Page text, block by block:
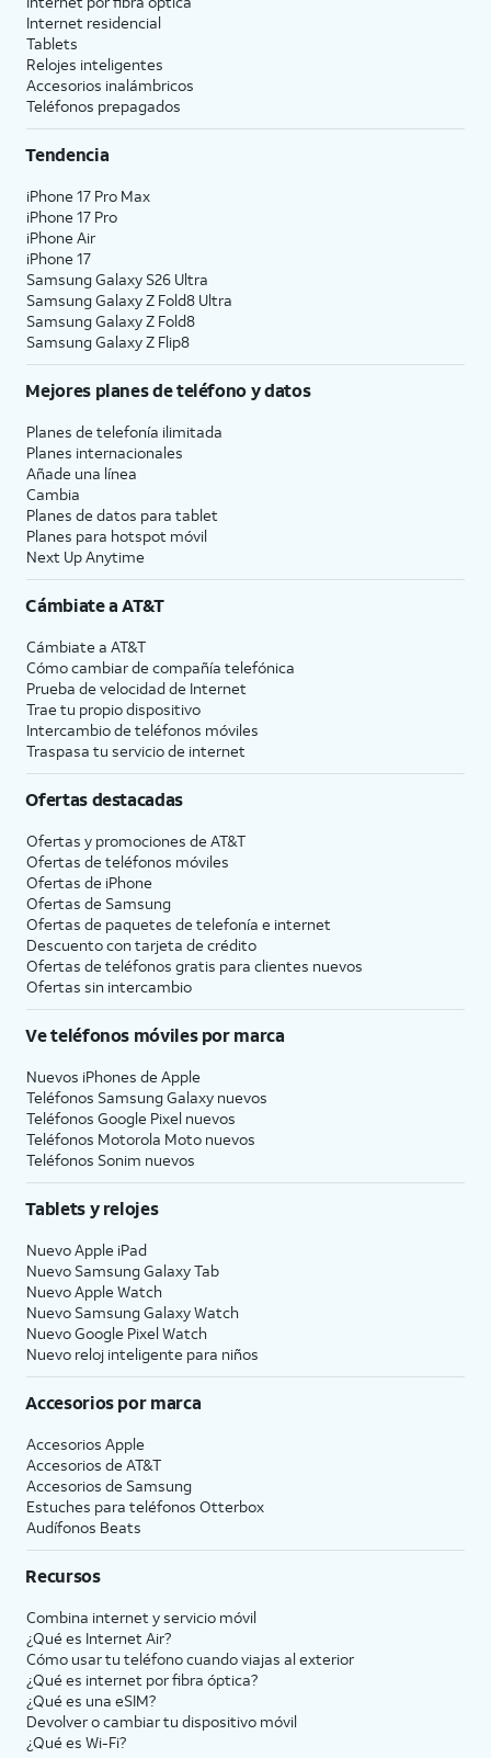
Internet residencial
Tablets
Relojes inteligentes
Accesorios inalámbricos
Teléfonos prepagados
Tendencia
iPhone 17 Pro Max
iPhone 17 Pro
iPhone Air
iPhone 17
Samsung Galaxy S26 Ultra
Samsung Galaxy Z Fold8 Ultra
Samsung Galaxy Z Fold8
Samsung Galaxy Z Flip8
Mejores planes de teléfono y datos
Planes de telefonía ilimitada
Planes internacionales
Añade una línea
Cambia
Planes de datos para tablet
Planes para hotspot móvil
Next Up Anytime
Cámbiate aAT&T
Cámbiate a AT&T
Cómo cambiar de compañía telefónica
Prueba de velocidad de Internet
Trae tu propio dispositivo
Intercambio de teléfonos móviles
Traspasa tu servicio de internet
Ofertas destacadas
Ofertas y promociones de AT&T
Ofertas de teléfonos móviles
Ofertas de iPhone
Ofertas de Samsung
Ofertas de paquetes de telefonía e internet
Descuento con tarjeta de crédito
Ofertas de teléfonos gratis para clientes nuevos
Ofertas sin intercambio
Ve teléfonos móviles por marca
Nuevos iPhones de Apple
Teléfonos Samsung Galaxy nuevos
Teléfonos Google Pixel nuevos
Teléfonos Motorola Moto nuevos
Teléfonos Sonim nuevos
Tablets y relojes
Nuevo Apple iPad
Nuevo Samsung Galaxy Tab
Nuevo Apple Watch
Nuevo Samsung Galaxy Watch
Nuevo Google Pixel Watch
Nuevo reloj inteligente para niños
Accesorios por marca
Accesorios Apple
Accesorios de AT&T
Accesorios de Samsung
Estuches para teléfonos Otterbox
Audífonos Beats
Recursos
Combina internet y servicio móvil
¿Qué es Internet Air?
Cómo usar tu teléfono cuando viajas al exterior
¿Qué es internet por fibra óptica?
¿Qué es una eSIM?
Devolver o cambiar tu dispositivo móvil
¿Qué es Wi-Fi?